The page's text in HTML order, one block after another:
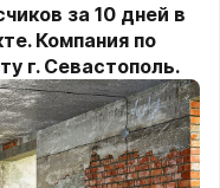
за 10 дней в
Компания по
г. Севастополь.